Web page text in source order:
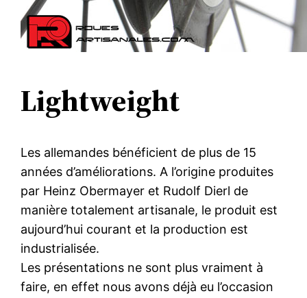
Lightweight
Les allemandes bénéficient de plus de 15
années d’améliorations. A l’origine produites
par Heinz Obermayer et Rudolf Dierl de
manière totalement artisanale, le produit est
aujourd’hui courant et la production est
industrialisée.
Les présentations ne sont plus vraiment à
faire, en effet nous avons déjà eu l’occasion